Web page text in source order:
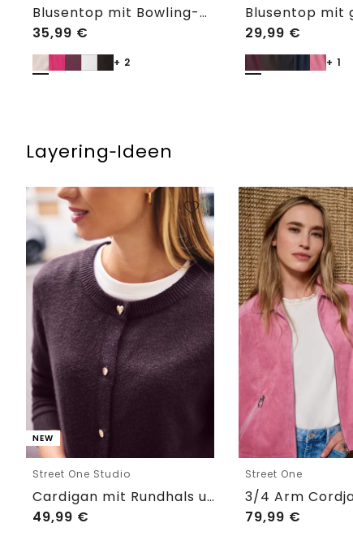
Blusentop mit Bowling-Kragen und Knoten
35,99 €
+ 2
29,99 €
+ 1
Layering‑Ideen
NEW
Street One Studio
Cardigan mit Rundhals und Knöpfen
49,99 €
Street One
79,99 €